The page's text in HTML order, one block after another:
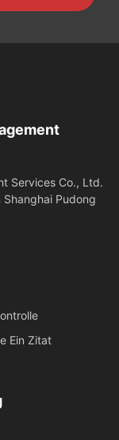
Services Co., Ltd.
Pudong
Ein Zitat